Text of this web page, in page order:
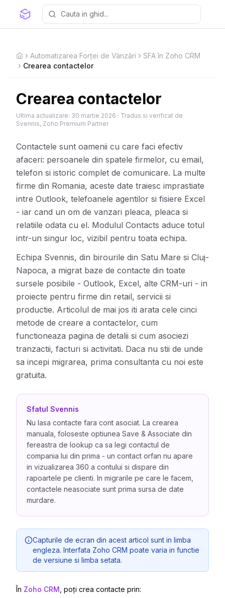
HomeAutomatizarea Forței de Vânzări
SFA în Zoho CRM
Crearea contactelor
Crearea contactelor
Ultima actualizare: 30 martie 2026 · Tradus si verificat de
Svennis, Zoho Premium Partner
Contactele sunt oamenii cu care faci efectiv
afaceri: persoanele din spatele firmelor, cu email,
telefon si istoric complet de comunicare. La multe
firme din Romania, aceste date traiesc imprastiate
intre Outlook, telefoanele agentilor si fisiere Excel
- iar cand un om de vanzari pleaca, pleaca si
relatiile odata cu el. Modulul Contacts aduce totul
intr-un singur loc, vizibil pentru toata echipa.
Echipa Svennis, din birourile din Satu Mare si Cluj-
Napoca, a migrat baze de contacte din toate
sursele posibile - Outlook, Excel, alte CRM-uri - in
proiecte pentru firme din retail, servicii si
productie. Articolul de mai jos iti arata cele cinci
metode de creare a contactelor, cum
functioneaza pagina de detalii si cum asociezi
tranzactii, facturi si activitati. Daca nu stii de unde
sa incepi migrarea, prima consultanta cu noi este
gratuita.
Sfatul Svennis
Nu lasa contacte fara cont asociat. La crearea
manuala, foloseste optiunea Save & Associate din
fereastra de lookup ca sa legi contactul de
compania lui din prima - un contact orfan nu apare
in vizualizarea 360 a contului si dispare din
rapoartele pe clienti. In migrarile pe care le facem,
contactele neasociate sunt prima sursa de date
murdare.
Capturile de ecran din acest articol sunt in limba
engleza. Interfata Zoho CRM poate varia in functie
de versiune si limba setata.
În Zoho CRM , poți crea contacte prin: